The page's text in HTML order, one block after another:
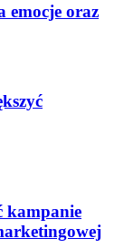
emocje oraz
kampanie